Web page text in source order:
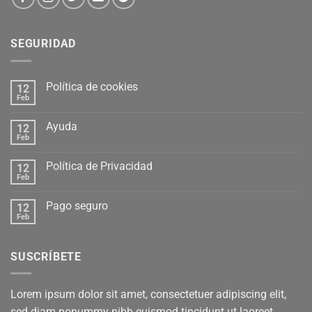
SEGURIDAD
12
Feb
Política de cookies
12
Feb
Ayuda
12
Feb
Política de Privacidad
12
Feb
Pago seguro
SUSCRÍBETE
Lorem ipsum dolor sit amet, consectetuer adipiscing elit,